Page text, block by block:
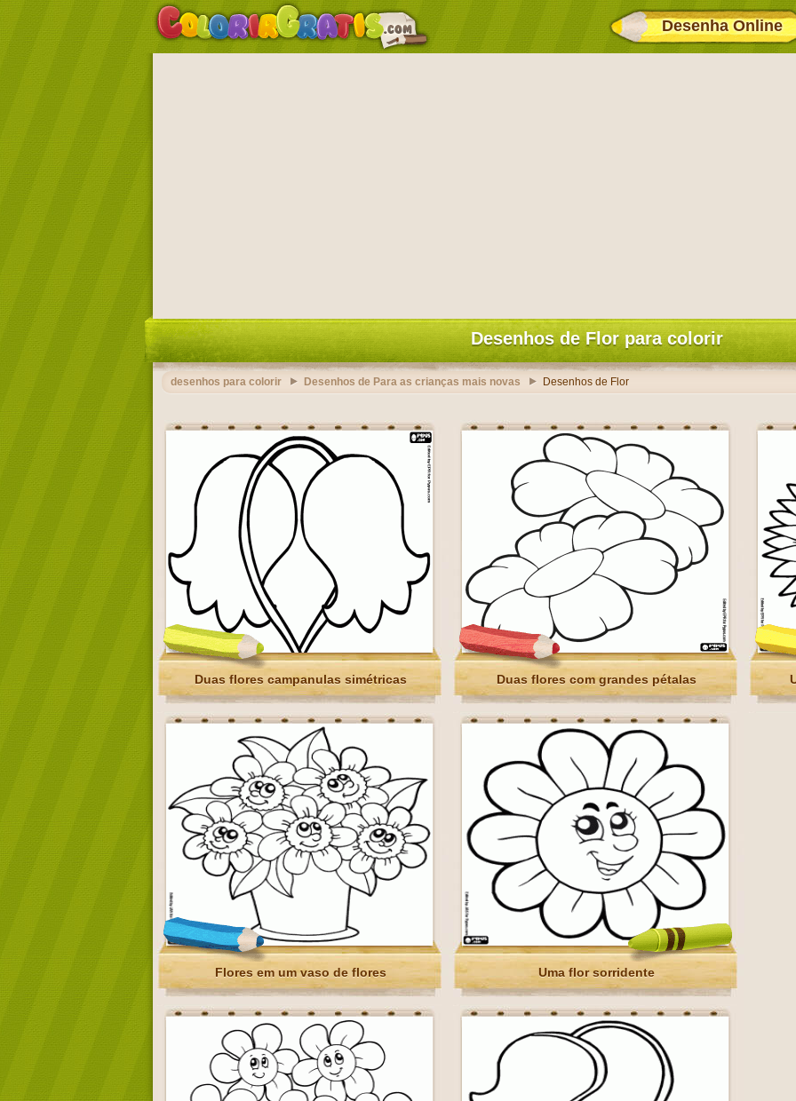
Desenha Online
Desenhos de Flor para colorir
desenhos para colorir Desenhos de Para as crianças mais novas Desenhos de Flor
Duas flores campanulas simétricas Duas flores com grandes pétalas
Flores em um vaso de flores Uma flor sorridente